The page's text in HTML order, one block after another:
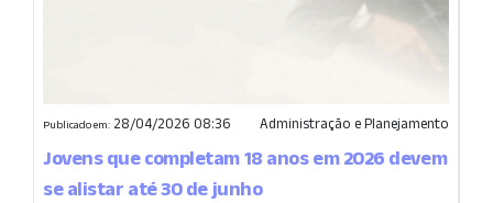
Publicado em: 28/04/2026 08:36 Administração e Planejamento
Jovens que completam 18 anos em 2026 devem
se alistar até 30 de junho